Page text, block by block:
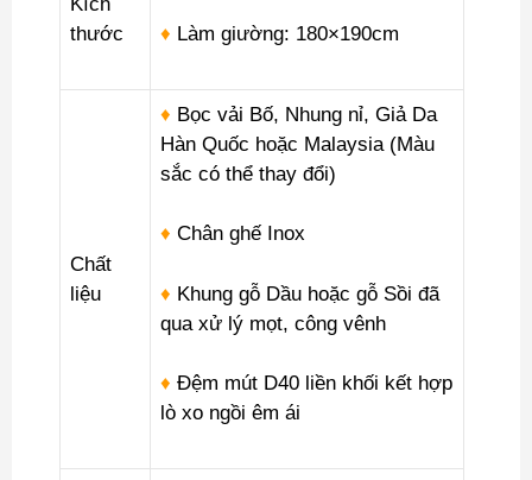
thước
♦ Làm giường: 180×190cm
Chất
liệu
♦ Bọc vải Bố, Nhung nỉ, Giả Da
Hàn Quốc hoặc Malaysia (Màu
sắc có thể thay đổi)
♦ Chân ghế Inox
♦ Khung gỗ Dầu hoặc gỗ Sồi đã
qua xử lý mọt, công vênh
♦ Đệm mút D40 liền khối kết hợp
lò xo ngồi êm ái